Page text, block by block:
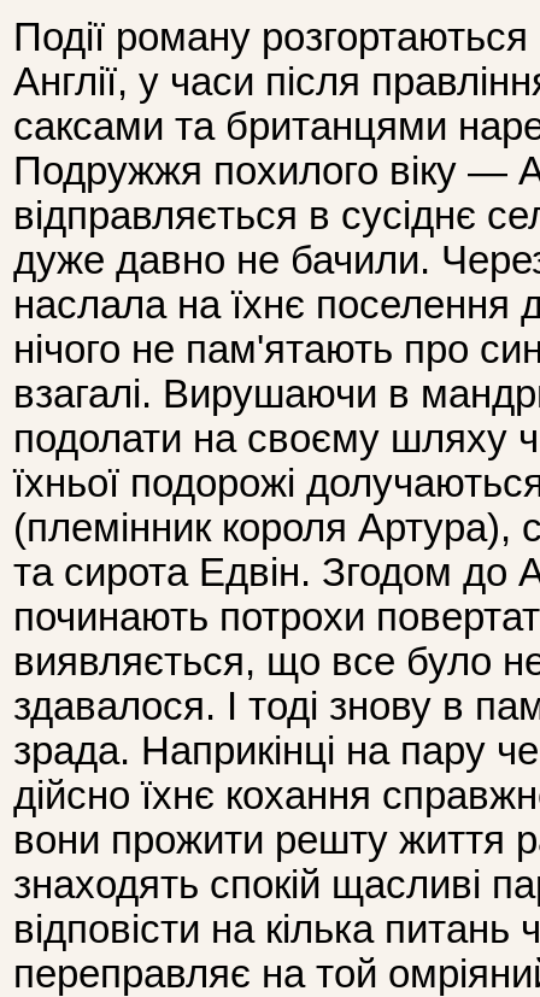
Події роману
Англії, у часи після
саксами та британцями
Подружжя похилого віку —
відправляється в сусіднє
дуже давно не бачили.
наслала на їхнє поселення
нічого не пам'ятають про
взагалі. Вирушаючи в
подолати на своєму шляху
їхньої подорожі
(племінник короля Артура),
та сирота Едвін. Згодом до
починають потрохи
виявляється, що все було
здавалося. І тоді знову в
зрада. Наприкінці на пару
дійсно їхнє кохання
вони прожити решту життя
знаходять спокій щасливі
відповісти на кілька
переправляє на той